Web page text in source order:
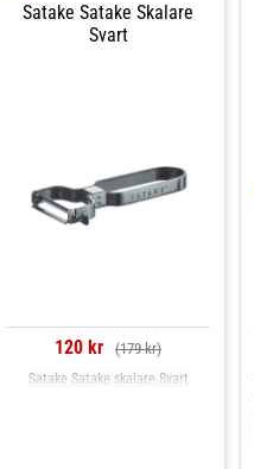
Satake Satake Skalare
Svart
120 kr (179 kr)
Satake Satake skalare Svart